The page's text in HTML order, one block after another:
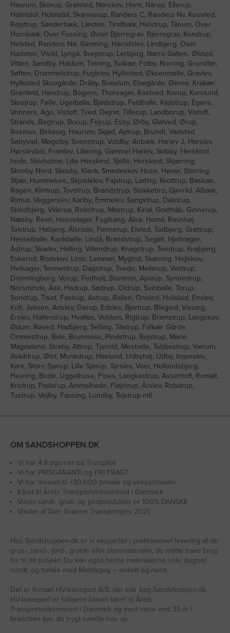
Haurum, Skorup, Grølsted, Nørskov, Horn, Nårup, Ellerup,
Holmstol, Holmstol, Skannerup, Randers C, Randers Nv, Kousted,
Rejstrup, Sønderbæk, Læsten, Tindbæk, Helstrup, Tånum, Over
Hornbæk, Over Fussing, Øster Bjerregrav. Bjerregrav, Kondrup,
Helsted, Randers Nø, Gimming, Harridslev, Lindbjerg, Over
Hadsten, Vivild, Lyngå, Svejstrup, Lerbjerg, Nørre Galten, Ølsted,
Vitten, Sandby, Haldum, Tinning, Solkær, Folby, Norring, Grundfør,
Søften, Drammelstrup, Fuglslev, Hyllested, Øksenmølle, Gravlev,
Hyllested Skovgårde, Dråby, Boeslum, Elsegårde, Øerne, Krakær,
Grønfeld, Handrup, Bogens, Thorsager, Rostved, Korup, Korslund,
Skrejrup, Følle, Ugelbølle, Bjødstrup, Feldballe, Kejlstrup, Egens,
Vrinners, Agri, Vistoft, Tved, Dejret, Tillerup, Landborup, Vistoft,
Strands, Begtrup, Borup, Fejrup, Esby, Ørby, Glatved, Ørup,
Rosmus, Birkesig, Haurum, Skjød, Aptrup, Brundt, Vadsted,
Søbyvad, Møgelby, Svenstrup, Voldby, Anbæk, Harlev J, Hørslev,
Hørslevbol, Framlev, Lillering, Gammel Harlev, Skibby, Herskind
hede, Skivholme, Lille Herskind, Sjelle, Herskind, Skjørring,
Skovby Nord, Skovby, Klank, Smedeskov Huse, Høver, Storring,
Stjær, Hummelure, Skjoldelev, Fajstrup, Lading, Kvottrup, Baskær,
Røgen, Klintrup, Tovstrup, Brøndstrup, Stokkebro, Gjerrild, Albæk,
Rimsø, Veggerslev, Karlby, Emmelev, Sangstrup, Dalstrup,
Skindbjerg, Villersø, Robstrup, Mastrup, Kirial, Godthåb, Ginnerup,
Næsby, Revn, Hesselager, Fuglsang, Ålsø, Homå, Ravnhøj,
Tolstrup, Høbjerg, Ålsrode, Pannerup, Elsted, Todbjerg, Grøttrup,
Hesselballe, Kankbølle, Lindå, Brandstrup, Segalt, Hjelmager,
Åstrup, Skader, Halling, Villendrup, Knagstrup, Tendrup, Krajbjerg,
Eskerod, Rodskov, Lime, Lemmer, Mygind, Skørring, Hejlskov,
Hvilsager, Termestrup, Dagstrup, Tvede, Mellerup, Vestrup,
Dronningborg, Vorup, Pedholt, Storenor, Ajstrup, Synnedrup,
Norsminde, Ask, Hadrup, Sødrup, Oldrup, Svinballe, Torup,
Sondrup, Tiset, Fastrup, Astrup, Ballen, Onsted, Hvilsted, Enslev,
Kolt, Jeksen, Adslev, Dørup, Edslev, Bjertrup, Blegind, Vissing,
Erslev, Hallendrup, Hvalløs, Voldum, Rigtrup, Bramstrup, Langskov,
Ødum, Røved, Hadbjerg, Selling, Tåstrup, Falkær Gårde,
Ommestrup, Bale, Brunmose, Pindstrup, Bøjstrup, Marie
Magdalene, Strøby, Attrup, Tjerrild, Mesballe, Tebbestrup, Værum,
Askildrup, Ølst, Munkdrup, Haslund, Udbyhøj, Udby, Ingerslev,
Kare, Store Sjørup, Lille Sjørup, Tørslev, Voer, Hollandsbjerg,
Hevring, Bode, Uggelhuse, Floes, Langkastrup, Assentoft, Romalt,
Kristrup, Paderup, Ammelhede, Fløjstrup, Årslev, Robdrup,
Tustrup, Vejlby, Fausing, Lundby, Tøjstrup mfl.
OM SANDSHOPPEN.DK
Vi har 4.8 stjerner på Trustpilot
Vi har PRISGARANTI og FRI FRAGT
Vi har leveret til +30.000 private og virksomheder
Kåret til Årets Transportvirksomhed i Danmark
Vores sand-, grus- og jordprodukter er 100% DANSKE
Vinder af Den Grønne Transportpris 2021
Hos Sandshoppen.dk er vi eksperter i professionel levering af de
grus-, sand-, jord-, granit- eller stenmaterialer, du måtte have brug
for til dit projekt. Du kan også hente materialerne selv, døgnet
rundt, og betale med Mobilepay – enkelt og nemt.
Det er firmaet HV-transport A/S, der står bag Sandshoppen.dk.
HV-transport er tidligere blevet kåret til Årets
Transportvirksomhed i Danmark og med mere end 35 år i
branchen kan du trygt handle hos os.